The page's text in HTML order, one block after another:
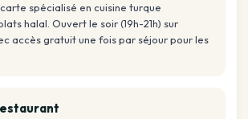
spécialisé en cuisine turque
halal. Ouvert le soir (19h-21h) sur
accès gratuit une fois par séjour pour les